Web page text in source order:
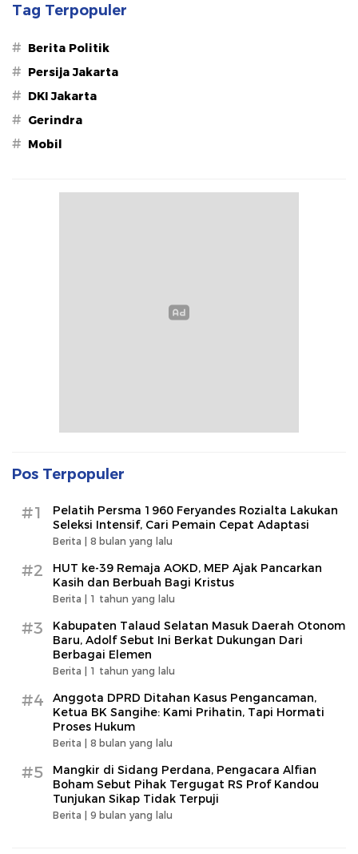
Tag Terpopuler
# Berita Politik
# Persija Jakarta
# DKI Jakarta
# Gerindra
# Mobil
Pos Terpopuler
#1
Pelatih Persma 1960 Feryandes Rozialta Lakukan
Seleksi Intensif, Cari Pemain Cepat Adaptasi​
Berita | 8 bulan yang lalu
#2
HUT ke-39 Remaja AOKD, MEP Ajak Pancarkan
Kasih dan Berbuah Bagi Kristus
Berita | 1 tahun yang lalu
#3
Kabupaten Talaud Selatan Masuk Daerah Otonom
Baru, Adolf Sebut Ini Berkat Dukungan Dari
Berbagai Elemen
Berita | 1 tahun yang lalu
#4
Anggota DPRD Ditahan Kasus Pengancaman,
Ketua BK Sangihe: Kami Prihatin, Tapi Hormati
Proses Hukum
Berita | 8 bulan yang lalu
#5
Mangkir di Sidang Perdana, Pengacara Alfian
Boham Sebut Pihak Tergugat RS Prof Kandou
Tunjukan Sikap Tidak Terpuji
Berita | 9 bulan yang lalu